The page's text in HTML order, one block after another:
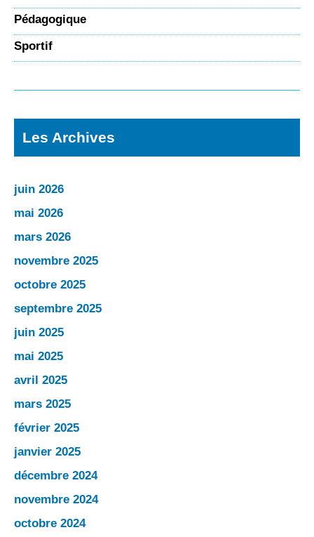
Pédagogique
Sportif
Les Archives
juin 2026
mai 2026
mars 2026
novembre 2025
octobre 2025
septembre 2025
juin 2025
mai 2025
avril 2025
mars 2025
février 2025
janvier 2025
décembre 2024
novembre 2024
octobre 2024